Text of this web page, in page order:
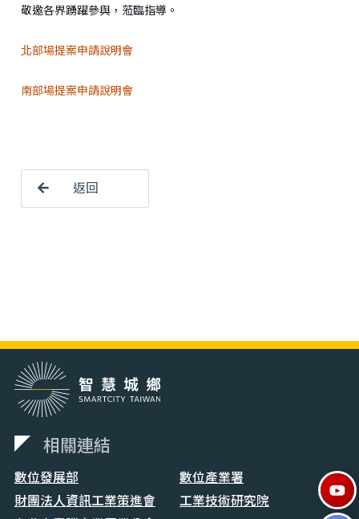
敬邀各界踴躍參與，蒞臨指導。
北部場提案申請說明會
南部場提案申請說明會
返回
相關連結
數位發展部
數位產業署
財團法人資訊工業策進會
工業技術研究院